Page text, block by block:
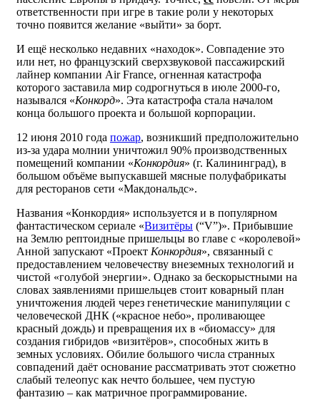
ответственности при игре в такие роли у некоторых
точно появится желание «выйти» за борт.
И ещё несколько недавних «находок». Совпадение это
или нет, но французский сверхзвуковой пассажирский
лайнер компании Air France, огненная катастрофа
которого заставила мир содрогнуться в июле 2000-го,
назывался «Конкорд». Эта катастрофа стала началом
конца большого проекта и большой корпорации.
12 июня 2010 года пожар, возникший предположительно
из-за удара молнии уничтожил 90% производственных
помещений компании «Конкордия» (г. Калининград), в
большом объёме выпускавшей мясные полуфабрикаты
для ресторанов сети «Макдональдс».
Названия «Конкордия» используется и в популярном
фантастическом сериале «Визитёры (“V”)». Прибывшие
на Землю рептоидные пришельцы во главе с «королевой»
Анной запускают «Проект Конкордия», связанный с
предоставлением человечеству внеземных технологий и
чистой «голубой энергии». Однако за бескорыстными на
словах заявлениями пришельцев стоит коварный план
уничтожения людей через генетические манипуляции с
человеческой ДНК («красное небо», проливающее
красный дождь) и превращения их в «биомассу» для
создания гибридов «визитёров», способных жить в
земных условиях. Обилие большого числа странных
совпадений даёт основание рассматривать этот сюжетно
слабый телеопус как нечто большее, чем пустую
фантазию – как матричное программирование.